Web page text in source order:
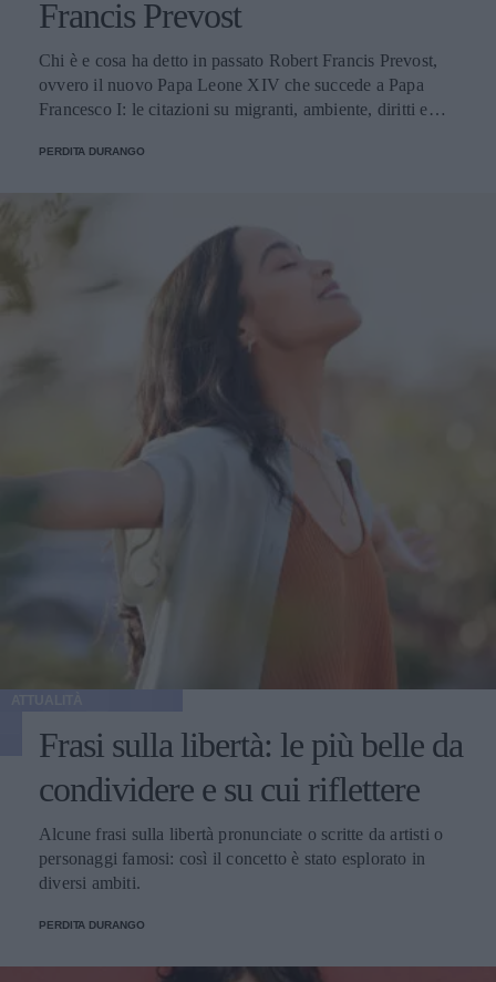
Francis Prevost
Chi è e cosa ha detto in passato Robert Francis Prevost,
ovvero il nuovo Papa Leone XIV che succede a Papa
Francesco I: le citazioni su migranti, ambiente, diritti e
PERDITA DURANGO
Frasi sulla libertà: le più belle da
condividere e su cui riflettere
Alcune frasi sulla libertà pronunciate o scritte da artisti o
personaggi famosi: così il concetto è stato esplorato in
diversi ambiti.
PERDITA DURANGO